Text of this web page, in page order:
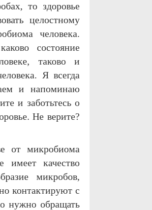
то здоровье
целостному
человека.
состояние
таково и
Я всегда
и напоминаю
и заботьтесь о
Не верите?
от микробиома
имеет качество
микробов,
контактируют с
нужно обращать